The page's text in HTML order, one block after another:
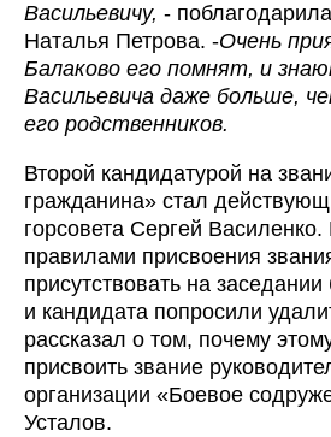
Васильевичу, -
Наталья Петрова. -Очень
Балаково его помнят, и
Васильевича даже больше,
его родственников.
Второй кандидатурой на
гражданина» стал
горсовета Сергей Василенко.
правилами присвоения
присутствовать на
и кандидата попросили
рассказал о том, почему
присвоить звание
организации «Боевое
Усталов.